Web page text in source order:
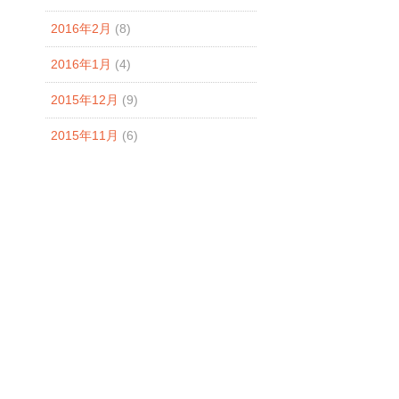
2016年2月 (8)
2016年1月 (4)
2015年12月 (9)
2015年11月 (6)